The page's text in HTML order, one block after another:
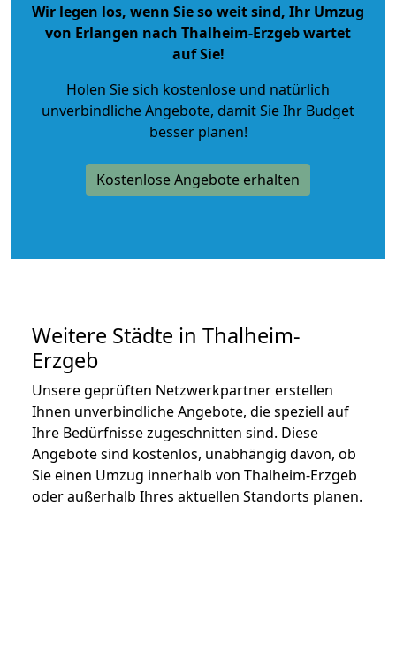
Wir legen los, wenn Sie so weit sind, Ihr Umzug
von Erlangen nach Thalheim-Erzgeb wartet
auf Sie!
Holen Sie sich kostenlose und natürlich
unverbindliche Angebote, damit Sie Ihr Budget
besser planen!
Kostenlose Angebote erhalten
Weitere Städte in Thalheim-
Erzgeb
Unsere geprüften Netzwerkpartner erstellen
Ihnen unverbindliche Angebote, die speziell auf
Ihre Bedürfnisse zugeschnitten sind. Diese
Angebote sind kostenlos, unabhängig davon, ob
Sie einen Umzug innerhalb von Thalheim-Erzgeb
oder außerhalb Ihres aktuellen Standorts planen.